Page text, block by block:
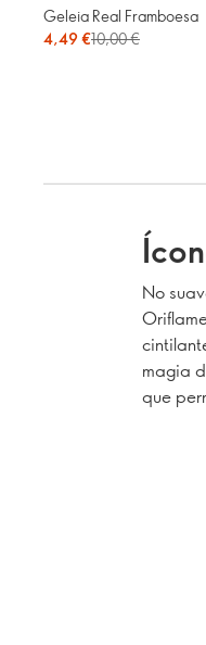
Geleia Real Framboesa
4,49 €10,00 €
No
magia
que